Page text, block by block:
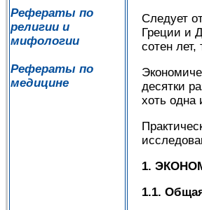
Рефераты по
религии и
мифологии
Рефераты по
медицине
Следует
Греции и
сотен
десятки
хоть одна
1.
1.1.